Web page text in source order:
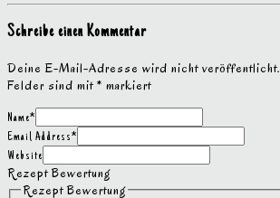
Schreibe einen Kommentar
Deine E-Mail-Adresse wird nicht veröffentlicht.
Felder sind mit * markiert
Name*
Email Address*
Website
Rezept Bewertung
Rezept Bewertung